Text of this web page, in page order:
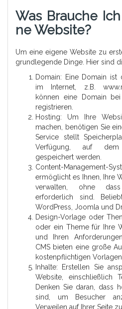
Was Brauche
Ne Website?
Um eine eigene Website zu
grundlegende Dinge. Hier sind
Domain: Eine Domain
im Internet, z.B.
können eine Domain
registrieren.
Hosting: Um Ihre
machen, benötigen Sie
Service stellt
Verfügung, auf dem
gespeichert werden.
Content-Management-
ermöglicht es Ihnen, Ihre
verwalten, ohne dass
erforderlich sind.
WordPress, Joomla und
Design-Vorlage oder
oder ein Theme für Ihre
und Ihren
CMS bieten eine große
kostenpflichtigen Vorlagen.
Inhalte: Erstellen Sie
Website, einschließlich
Denken Sie daran, dass
sind, um Besucher
Verweilen auf Ihrer Seite